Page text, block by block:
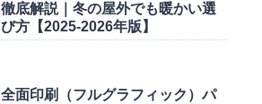
徹底解説｜冬の屋外でも暖かい選
び方【2025-2026年版】
全面印刷（フルグラフィック）パ